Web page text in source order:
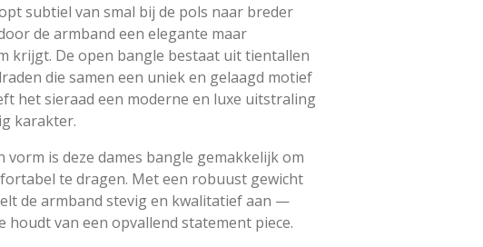
subtiel van smal bij de pols naar breder
de armband een elegante maar
krijgt. De open bangle bestaat uit tientallen
die samen een uniek en gelaagd motief
het sieraad een moderne en luxe uitstraling
karakter.
vorm is deze dames bangle gemakkelijk om
te dragen. Met een robuust gewicht
de armband stevig en kwalitatief aan —
houdt van een opvallend statement piece.